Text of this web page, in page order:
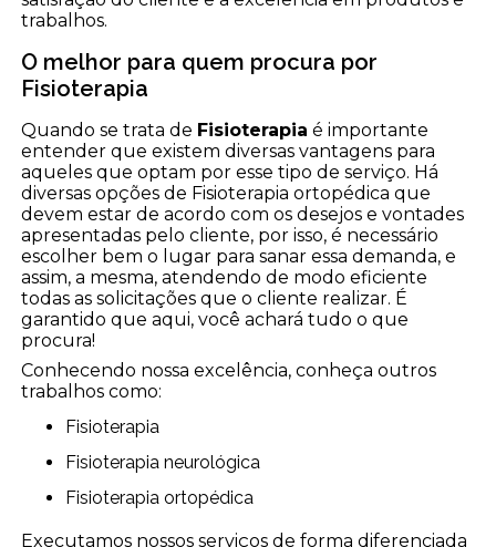
trabalhos.
O melhor para quem procura por
Fisioterapia
Quando se trata de Fisioterapia é importante
entender que existem diversas vantagens para
aqueles que optam por esse tipo de serviço. Há
diversas opções de Fisioterapia ortopédica que
devem estar de acordo com os desejos e vontades
apresentadas pelo cliente, por isso, é necessário
escolher bem o lugar para sanar essa demanda, e
assim, a mesma, atendendo de modo eficiente
todas as solicitações que o cliente realizar. É
garantido que aqui, você achará tudo o que
procura!
Conhecendo nossa excelência, conheça outros
trabalhos como:
Fisioterapia
Fisioterapia neurológica
Fisioterapia ortopédica
Executamos nossos serviços de forma diferenciada